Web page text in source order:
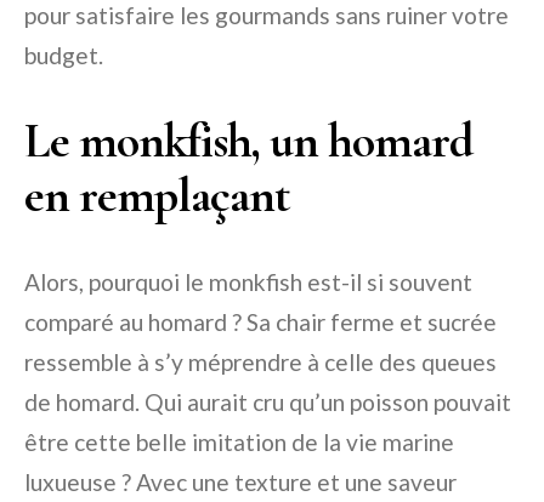
pour satisfaire les gourmands sans ruiner votre
budget.
Le monkfish, un homard
en remplaçant
Alors, pourquoi le monkfish est-il si souvent
comparé au homard ? Sa chair ferme et sucrée
ressemble à s’y méprendre à celle des queues
de homard. Qui aurait cru qu’un poisson pouvait
être cette belle imitation de la vie marine
luxueuse ? Avec une texture et une saveur